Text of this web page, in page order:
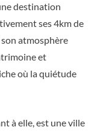
destination
ses 4km de
atmosphère
et
où la quiétude
à elle, est une ville